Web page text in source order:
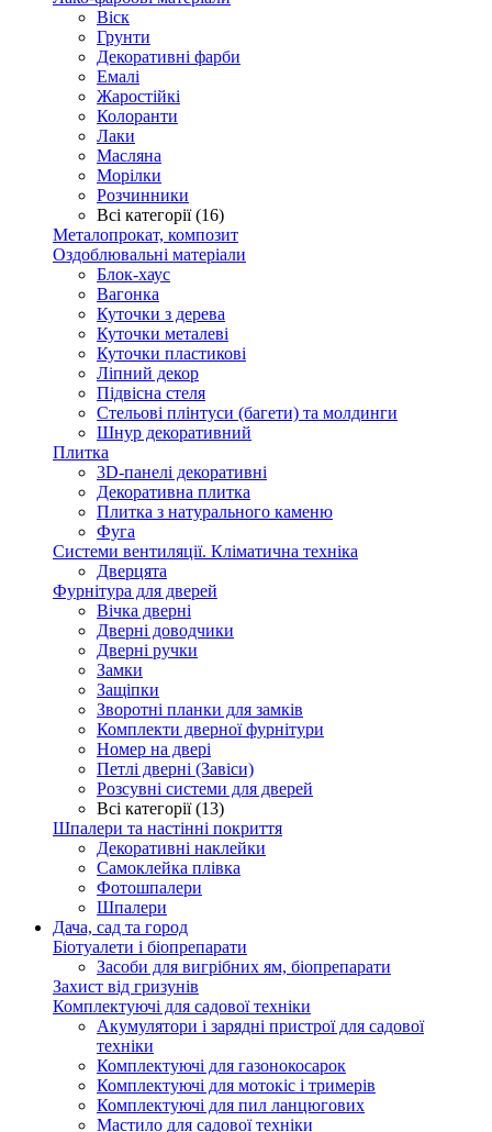
Віск
Грунти
Декоративні фарби
Емалі
Жаростійкі
Колоранти
Лаки
Масляна
Морілки
Розчинники
Всі категорії (16)
Металопрокат, композит
Оздоблювальні матеріали
Блок-хаус
Вагонка
Куточки з дерева
Куточки металеві
Куточки пластикові
Ліпний декор
Підвісна стеля
Стельові плінтуси (багети) та молдинги
Шнур декоративний
Плитка
3D-панелі декоративні
Декоративна плитка
Плитка з натурального каменю
Фуга
Системи вентиляції. Кліматична техніка
Дверцята
Фурнітура для дверей
Вічка дверні
Дверні доводчики
Дверні ручки
Замки
Защіпки
Зворотні планки для замків
Комплекти дверної фурнітури
Номер на двері
Петлі дверні (Завіси)
Розсувні системи для дверей
Всі категорії (13)
Шпалери та настінні покриття
Декоративні наклейки
Самоклейка плівка
Фотошпалери
Шпалери
Дача, сад та город
Біотуалети і біопрепарати
Засоби для вигрібних ям, біопрепарати
Захист від гризунів
Комплектуючі для садової техніки
Акумулятори і зарядні пристрої для садової
техніки
Комплектуючі для газонокосарок
Комплектуючі для мотокіс і тримерів
Комплектуючі для пил ланцюгових
Мастило для садової техніки